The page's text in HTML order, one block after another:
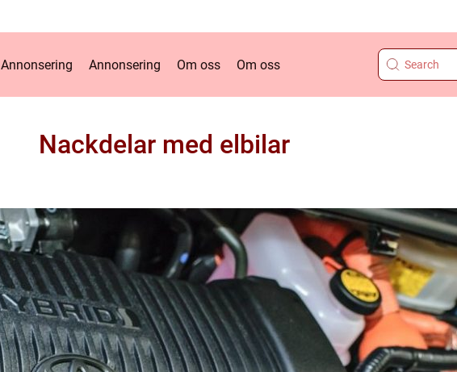
Annonsering Annonsering Om oss Om oss
Nackdelar med elbilar